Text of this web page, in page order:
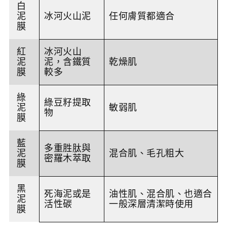
白
泥
膜
冰河火山泥 任何膚質都適合
紅
泥
膜
冰河火山
泥，含鐵質
較多
乾燥肌
綠
泥
膜
綠豆籽提取
物
敏弱肌
藍
泥
膜
多重胜肽與
密羅木萃取
混合肌、毛孔粗大
黑
泥
膜
死海泥或是
活性碳
油性肌、混合肌、也適合
一般深層清潔時使用